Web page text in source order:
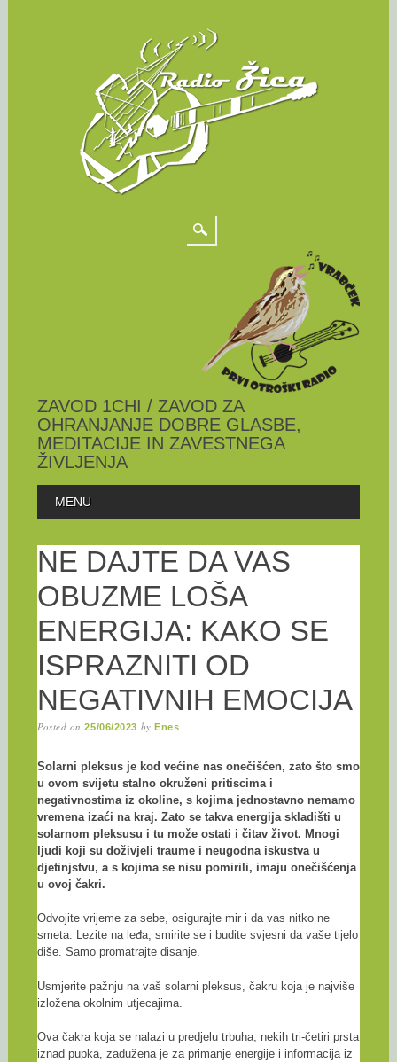
ZAVOD 1CHI / ZAVOD ZA
OHRANJANJE DOBRE GLASBE,
MEDITACIJE IN ZAVESTNEGA
ŽIVLJENJA
MAIN MENU
MENU
NE DAJTE DA VAS
OBUZME LOŠA
ENERGIJA: KAKO SE
ISPRAZNITI OD
NEGATIVNIH EMOCIJA
Posted on25/06/2023 byEnes
Solarni pleksus je kod većine nas onečišćen, zato što smo
u ovom svijetu stalno okruženi pritiscima i
negativnostima iz okoline, s kojima jednostavno nemamo
vremena izaći na kraj. Zato se takva energija skladišti u
solarnom pleksusu i tu može ostati i čitav život. Mnogi
ljudi koji su doživjeli traume i neugodna iskustva u
djetinjstvu, a s kojima se nisu pomirili, imaju onečišćenja
u ovoj čakri.
Odvojite vrijeme za sebe, osigurajte mir i da vas nitko ne
smeta. Lezite na leđa, smirite se i budite svjesni da vaše tijelo
diše. Samo promatrajte disanje.
Usmjerite pažnju na vaš solarni pleksus, čakru koja je najviše
izložena okolnim utjecajima.
Ova čakra koja se nalazi u predjelu trbuha, nekih tri-četiri prsta
iznad pupka, zadužena je za primanje energije i informacija iz